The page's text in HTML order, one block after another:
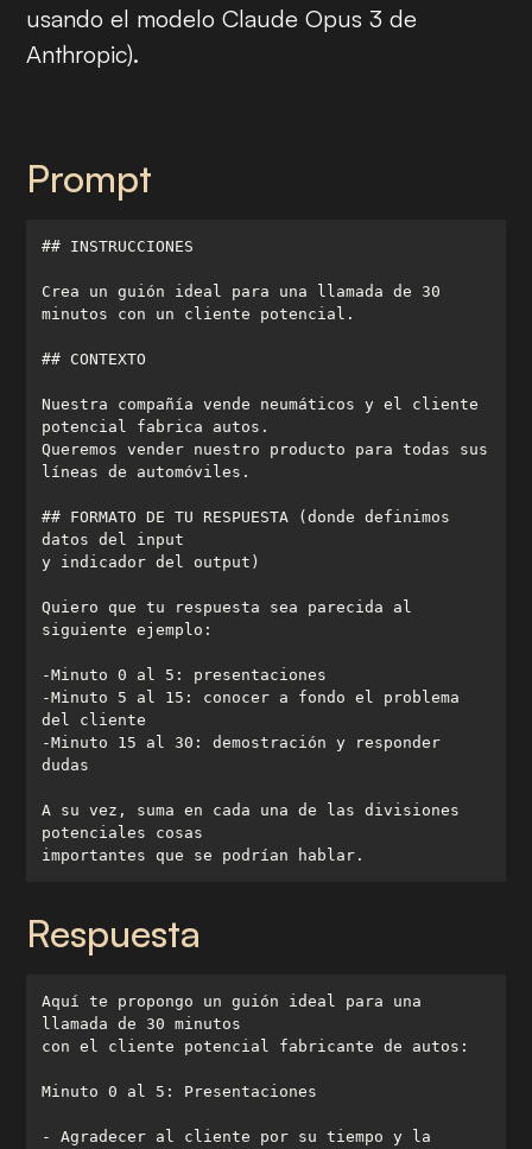
usando el modelo Claude Opus 3 de
Anthropic).
Prompt
Crea un guión ideal para una llamada de 30
Nuestra compañía vende neumáticos y el cliente
Queremos vender nuestro producto para todas sus
## FORMATO DE TU RESPUESTA (donde definimos
Quiero que tu respuesta sea parecida al
-Minuto 5 al 15: conocer a fondo el problema
-Minuto 15 al 30: demostración y responder
A su vez, suma en cada una de las divisiones
importantes que se podrían hablar.
Respuesta
Aquí te propongo un guión ideal para una
- Agradecer al cliente por su tiempo y la